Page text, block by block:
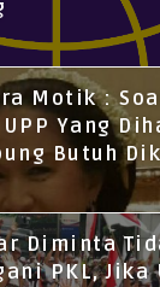
Motik :
UPP Yang
Butuh
Diminta
PKL, Jika